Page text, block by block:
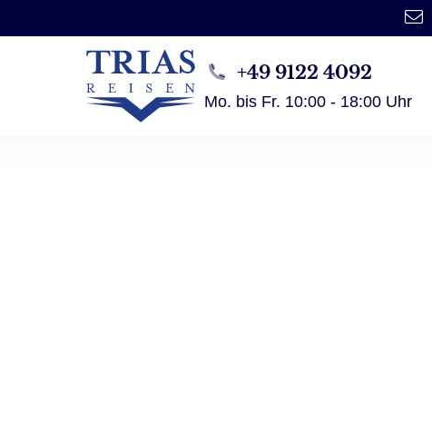
+49 9122 4092
Mo. bis Fr. 10:00 - 18:00 Uhr